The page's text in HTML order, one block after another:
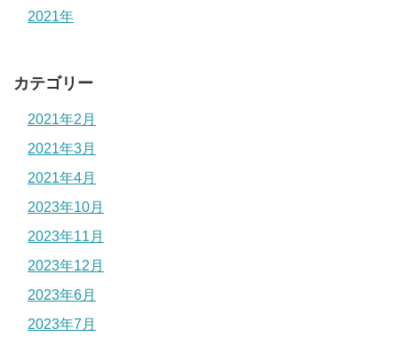
2021年
カテゴリー
2021年2月
2021年3月
2021年4月
2023年10月
2023年11月
2023年12月
2023年6月
2023年7月